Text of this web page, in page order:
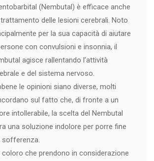
(Nembutal) è efficace anche
delle lesioni cerebrali. Noto
per la sua capacità di aiutare
con convulsioni e insonnia, il
agisce rallentando l’attività
e del sistema nervoso.
le opinioni siano diverse, molti
sul fatto che, di fronte a un
intollerabile, la scelta del Nembutal
una soluzione indolore per porre fine
sofferenza.
coloro che prendono in considerazione